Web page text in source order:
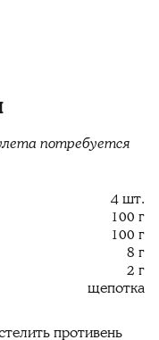
потребуется
4 шт.
100 г
100 г
8 г
2 г
щепотка
противень